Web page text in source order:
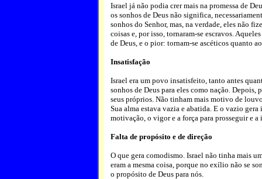
Israel já não podia crer mais na promessa de
os sonhos de Deus não significa,
sonhos do Senhor, mas, na verdade, eles não
coisas e, por isso, tornaram-se escravos.
de Deus, e o pior: tornam-se ascéticos quanto
Insatisfação
Israel era um povo insatisfeito, tanto antes
sonhos de Deus para eles como nação. Depois,
seus próprios. Não tinham mais motivo de
Sua alma estava vazia e abatida. E o vazio
motivação, o vigor e a força para prosseguir e a
Falta de propósito e de direção
O que gera comodismo. Israel não tinha mais
eram a mesma coisa, porque no exílio não se
o propósito de Deus para nós.